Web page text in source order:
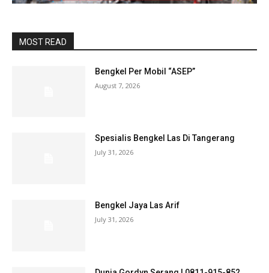
MOST READ
Bengkel Per Mobil “ASEP”
August 7, 2026
Spesialis Bengkel Las Di Tangerang
July 31, 2026
Bengkel Jaya Las Arif
July 31, 2026